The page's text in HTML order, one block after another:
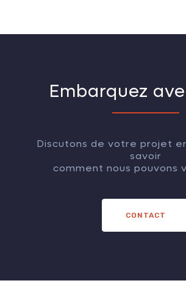
Embarquez
Discutons de votre projet
savoir
comment nous pouvons
CONTACT